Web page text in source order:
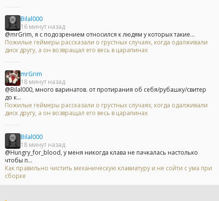
Bilal000
16 минут назад
@mrGrim, я с подозрением относился к людям у которых такие...
Пожилые геймеры рассказали о грустных случаях, когда одалживали
диск другу, а он возвращал его весь в царапинах
mrGrim
18 минут назад
@Bilal000, много варинатов. от протирания об себя/рубашку/свитер
до к...
Пожилые геймеры рассказали о грустных случаях, когда одалживали
диск другу, а он возвращал его весь в царапинах
Bilal000
18 минут назад
@Hungry_for_blood, у меня никогда клава не пачкалась настолько
чтобы п...
Как правильно чистить механическую клавиатуру и не сойти с ума при
сборке